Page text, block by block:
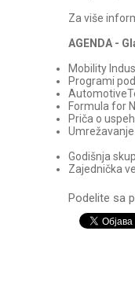
Za više
AGENDA -
Mobility
Programi
Formula for
Priča o
Godišnja
Zajednička
Podelite sa